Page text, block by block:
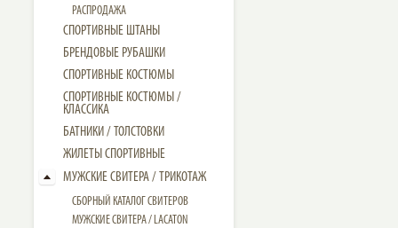
РАСПРОДАЖА
СПОРТИВНЫЕ ШТАНЫ
БРЕНДОВЫЕ РУБАШКИ
СПОРТИВНЫЕ КОСТЮМЫ
СПОРТИВНЫЕ КОСТЮМЫ /
КЛАССИКА
БАТНИКИ / ТОЛСТОВКИ
ЖИЛЕТЫ СПОРТИВНЫЕ
МУЖСКИЕ СВИТЕРА / ТРИКОТАЖ
СБОРНЫЙ КАТАЛОГ СВИТЕРОВ
МУЖСКИЕ СВИТЕРА / LACATON